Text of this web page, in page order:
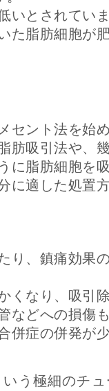
いとされてい
た脂肪細胞が
セント法を始
肪吸引法や、
に脂肪細胞を
に適した処置
り、鎮痛効果
くなり、吸引
などへの損傷
併症の併発が
う極細のチ